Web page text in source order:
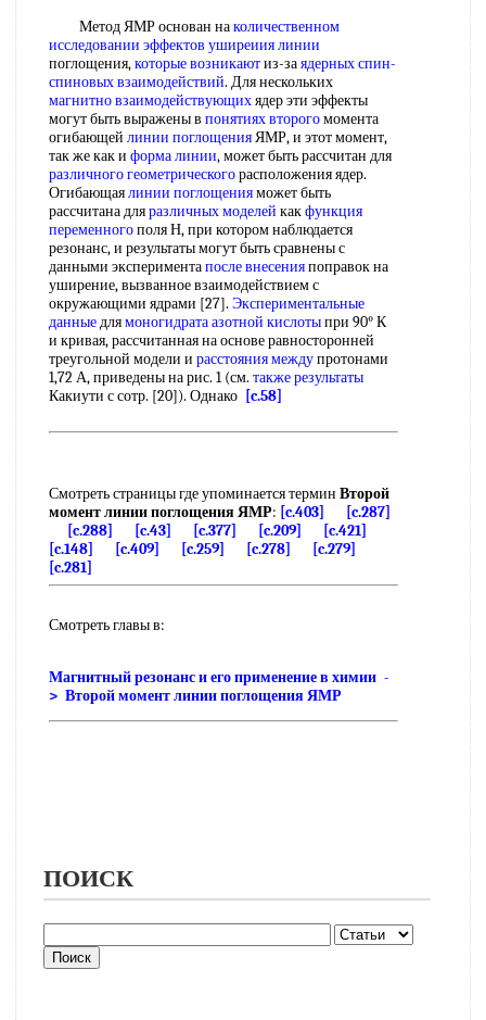
Метод ЯМР основан наколичественном
исследовании эффектов уширеиия линии
поглощения,которые возникаютиз-заядерных спин-
спиновых взаимодействий. Для нескольких
магнитно взаимодействующихядер эти эффекты
могут быть выражены в понятиях второгомомента
огибающей линии поглощенияЯМР, и этот момент,
так же как и форма линии, может быть рассчитан для
различного геометрическогорасположения ядер.
Огибающаялинии поглощенияможет быть
рассчитана дляразличных моделей какфункция
переменногополя Н, при котором наблюдается
резонанс, и результаты могут быть сравнены с
данными экспериментапосле внесенияпоправок на
уширение, вызванное взаимодействием с
окружающими ядрами [27]. Экспериментальные
данныедлямоногидрата азотной кислотыпри 90° К
и кривая, рассчитанная на основе равносторонней
треугольной модели и расстояния междупротонами
1,72 А, приведены на рис. 1 (см. также результаты
Какиути с сотр. [20]). Однако [c.58]
Смотреть страницы где упоминается термин Второй
момент линии поглощения ЯМР: [c.403]
[c.287]
[c.288]
[c.43] [c.377] [c.209]
[c.421]
[c.148]
[c.409] [c.259] [c.278]
[c.279]
[c.281]
Смотреть главы в:
Магнитный резонанс и его применение в химии -
> Второй момент линии поглощения ЯМР
ПОИСК